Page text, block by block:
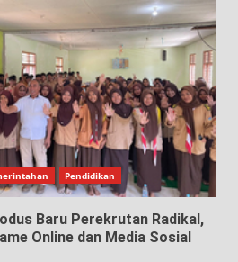
Pendidikan
Baru Perekrutan Radikal,
Online dan Media Sosial